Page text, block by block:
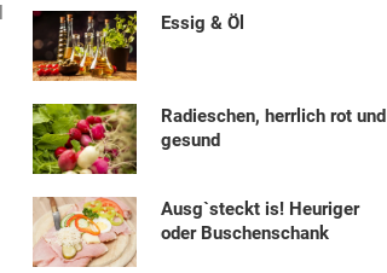
Essig & Öl
Radieschen, herrlich rot und
gesund
Ausg`steckt is! Heuriger
oder Buschenschank